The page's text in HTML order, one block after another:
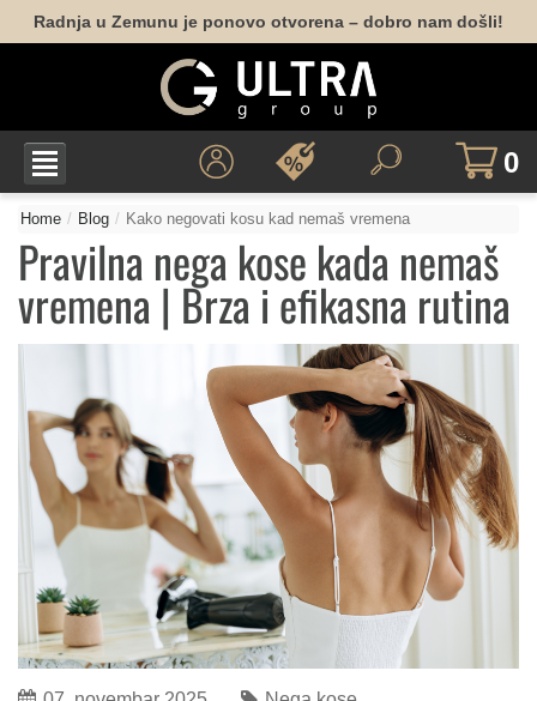
Radnja u Zemunu je ponovo otvorena – dobro nam došli!
0
Home Blog Kako negovati kosu kad nemaš vremena
Pravilna nega kose kada nemaš
vremena | Brza i efikasna rutina